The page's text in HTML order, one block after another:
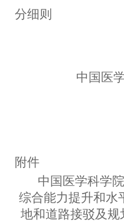
分细则
中国医
北区综
附件
中国医学科学
综合能力提升和水
地和道路接驳及